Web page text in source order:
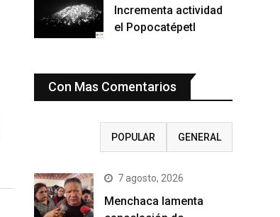
Incrementa actividad
el Popocatépetl
Con Mas Comentarios
POPULAR GENERAL
7 agosto, 2026
Menchaca lamenta